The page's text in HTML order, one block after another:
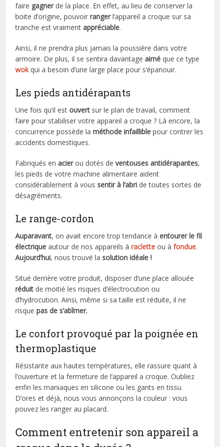
faire gagnerde la place. En effet, au lieu de conserver la
boite d’origine, pouvoirrangerl’appareil a croque sur sa
tranche est vraimentappréciable.
Ainsi, il ne prendra plus jamais la poussière dans votre
armoire. De plus, il se sentira davantageaimé que ce type
wok qui a besoin d’une large place pour s’épanouir.
Les pieds antidérapants
Une fois qu’il estouvert sur le plan de travail, comment
faire pour stabiliser votre appareil a croque ? Là encore, la
concurrence possède laméthode infaillible pour contrer les
accidents domestiques.
Fabriqués enacierou dotés deventouses antidérapantes,
les pieds de votre machine alimentaire aident
considérablement à vous sentir à l’abri de toutes sortes de
désagréments.
Le range-cordon
Auparavant, on avait encore trop tendance àentourer le fil
électrique autour de nos appareils àraclette ou àfondue.
Aujourd’hui, nous trouvé lasolution idéale !
Situé derrière votre produit, disposer d’une place allouée
réduit de moitié les risques d’électrocution ou
d’hydrocution. Ainsi, même si sa taille est réduite, il ne
risquepas de s’abîmer.
Le confort provoqué par la poignée en
thermoplastique
Résistante aux hautes températures, elle rassure quant à
l’ouverture et la fermeture de l’appareil a croque. Oubliez
enfin les maniaques en silicone ou les gants en tissu.
D’ores et déjà, nous vous annonçons la couleur : vous
pouvez les ranger au placard.
Comment entretenir son appareil a